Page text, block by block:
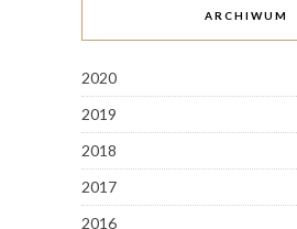
ARCHIWUM
2020
2019
2018
2017
2016